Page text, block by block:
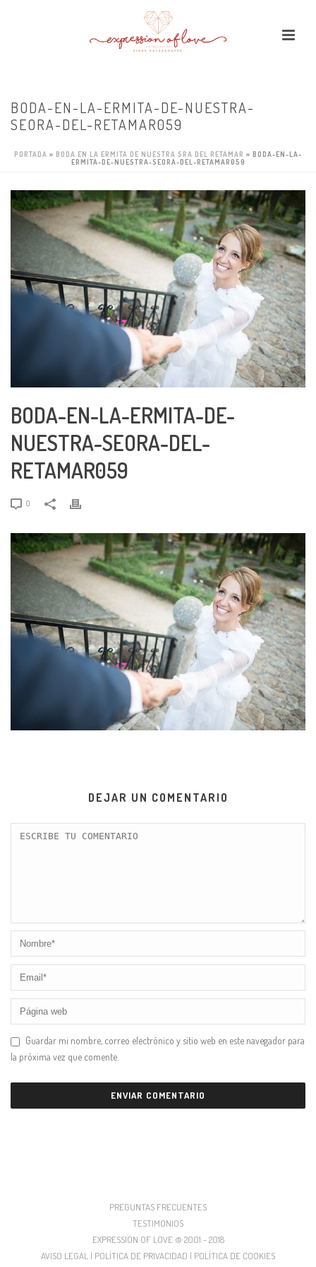
BODA-EN-LA-ERMITA-DE-NUESTRA-
SEORA-DEL-RETAMAR059
PORTADA » BODA EN LA ERMITA DE NUESTRA SRA DEL RETAMAR » BODA-EN-LA-
ERMITA-DE-NUESTRA-SEORA-DEL-RETAMAR059
BODA-EN-LA-ERMITA-DE-
NUESTRA-SEORA-DEL-
RETAMAR059
0
DEJAR UN COMENTARIO
Guardar mi nombre, correo electrónico y sitio web en este navegador para
la próxima vez que comente.
PREGUNTAS FRECUENTES
TESTIMONIOS
EXPRESSION OF LOVE © 2001 - 2018
AVISO LEGAL | POLÍTICA DE PRIVACIDAD | POLÍTICA DE COOKIES